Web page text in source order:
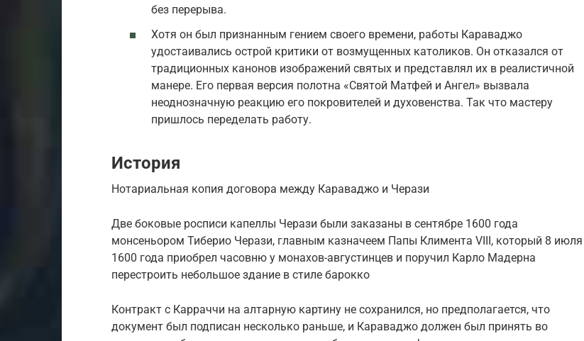
без перерыва.
Хотя он был признанным гением своего времени, работы Караваджо
удостаивались острой критики от возмущенных католиков. Он отказался от
традиционных канонов изображений святых и представлял их в реалистичной
манере. Его первая версия полотна «Святой Матфей и Ангел» вызвала
неоднозначную реакцию его покровителей и духовенства. Так что мастеру
пришлось переделать работу.
История
Нотариальная копия договора между Караваджо и Черази
Две боковые росписи капеллы Черази были заказаны в сентябре 1600 года
монсеньором Тиберио Черази, главным казначеем Папы Климента VIII, который 8 июля
1600 года приобрел часовню у монахов-августинцев и поручил Карло Мадерна
перестроить небольшое здание в стиле барокко
Контракт с Карраччи на алтарную картину не сохранился, но предполагается, что
документ был подписан несколько раньше, и Караваджо должен был принять во